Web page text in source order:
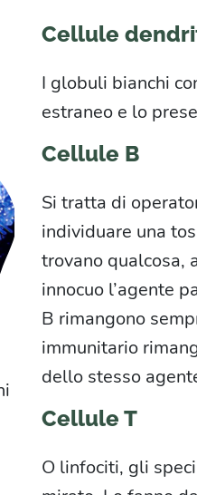
Cellule
I globuli bianchi
estraneo e lo
Cellule B
Si tratta di
individuare una
trovano qualcosa,
innocuo l’agente
B rimangono
immunitario
dello stesso
Cellule T
O linfociti, gli